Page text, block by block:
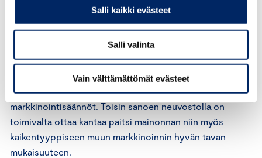
Salli kaikki evästeet
Salli valinta
Vain välttämättömät evästeet
tuotteiden historiasta.
Mainonnan eettisen neuvoston sääntöjen 1 §:n mukaan
sen tehtävänä on antaa lausuntoja siitä, onko mainos tai
muu menettely markkinoinnissa hyvän tavan vastaista
ottaen huomioon Kansainvälisen kauppakamarin
markkinointisäännöt. Toisin sanoen neuvostolla on
toimivalta ottaa kantaa paitsi mainonnan niin myös
kaikentyyppiseen muun markkinoinnin hyvän tavan
mukaisuuteen.